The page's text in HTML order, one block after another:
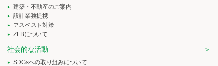
建築・不動産のご案内
設計業務提携
アスベスト対策
ZEBについて
社会的な活動
SDGsへの取り組みについて